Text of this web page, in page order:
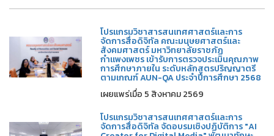
โปรแกรมวิชาสารสนเทศศาสตร์และการ
จัดการสื่อดิจิทัล คณะมนุษยศาสตร์และ
สังคมศาสตร์ มหาวิทยาลัยราชภัฏ
กำแพงเพชร เข้ารับการตรวจประเมินคุณภาพ
การศึกษาภายใน ระดับหลักสูตรปริญญาตรี
ตามเกณฑ์ AUN-QA ประจำปีการศึกษา 2568
เผยแพร่เมื่อ 5 สิงหาคม 2569
โปรแกรมวิชาสารสนเทศศาสตร์และการ
จัดการสื่อดิจิทัล จัดอบรมเชิงปฏิบัติการ "AI